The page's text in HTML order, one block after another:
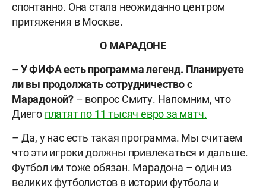
спонтанно. Она стала неожиданно центром
притяжения в Москве.
О МАРАДОНЕ
– У ФИФА есть программа легенд. Планируете
ли вы продолжать сотрудничество с
Марадоной? – вопрос Смиту. Напомним, что
Диего платят по 11 тысяч евро за матч.
– Да, у нас есть такая программа. Мы считаем
что эти игроки должны привлекаться и дальше.
Футбол им тоже обязан. Марадона – один из
великих футболистов в истории футбола и